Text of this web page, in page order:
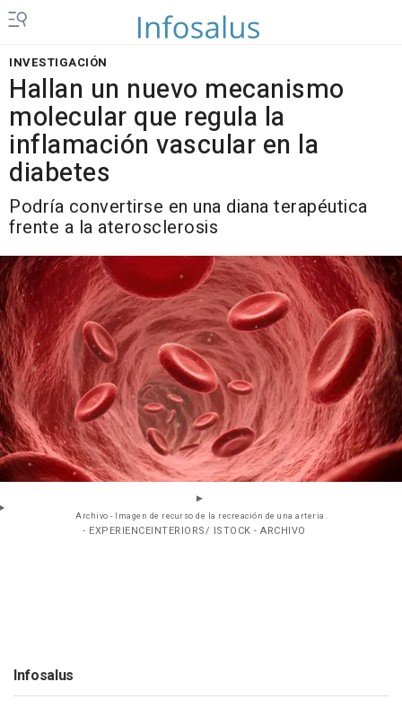
INVESTIGACIÓN
Hallan un nuevo mecanismo
molecular que regula la
inflamación vascular en la
diabetes
Podría convertirse en una diana terapéutica
frente a la aterosclerosis
Archivo - Imagen de recurso de la recreación de una arteria.
- EXPERIENCEINTERIORS/ ISTOCK - ARCHIVO
Infosalus